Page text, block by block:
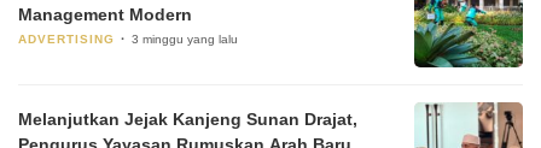
Management Modern
ADVERTISING 3 minggu yang lalu
Melanjutkan Jejak Kanjeng Sunan Drajat,